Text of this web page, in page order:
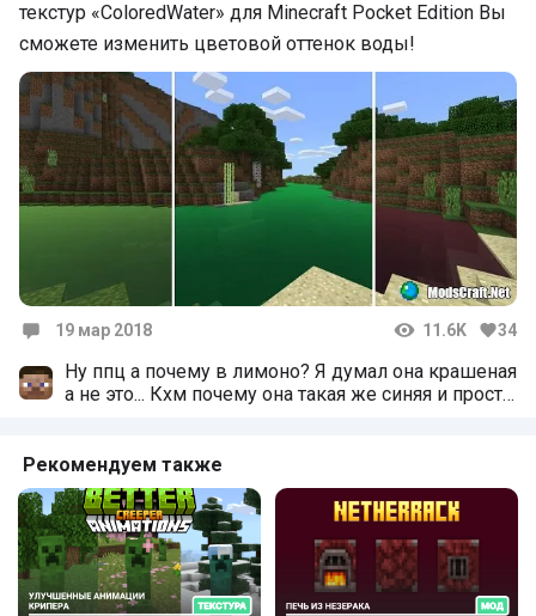
текстур «ColoredWater» для Minecraft Pocket Edition Вы
сможете изменить цветовой оттенок воды!
19 мар 2018 11.6K 34
Ну ппц а почему в лимоно? Я думал она крашеная
а не это... Кхм почему она такая же синяя и просто
Рекомендуем также